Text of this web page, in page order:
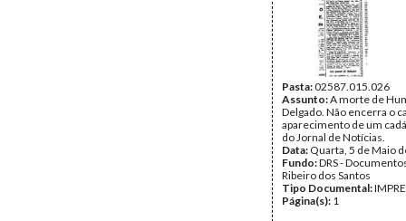
Pasta:02587.015.026
Assunto:A morte de
Delgado. Não encerra o
aparecimento de um
do Jornal de Notícias.
Data: Quarta, 5 de Maio
Fundo:DRS -
Ribeiro dos Santos
Tipo Documental:
Página(s): 1